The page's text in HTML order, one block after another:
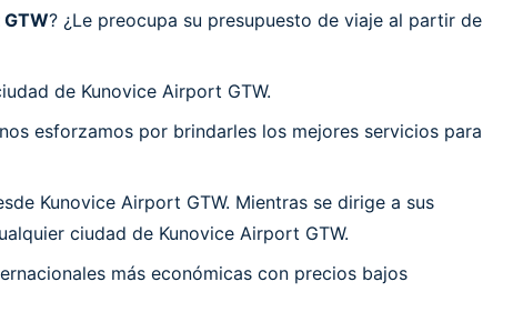
? ¿Le preocupa su presupuesto de viaje al partir de
de Kunovice Airport GTW.
esforzamos por brindarles los mejores servicios para
Kunovice Airport GTW. Mientras se dirige a sus
ciudad de Kunovice Airport GTW.
más económicas con precios bajos